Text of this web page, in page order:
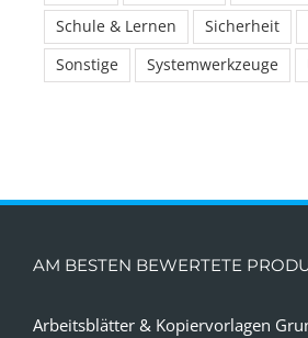
Schule & Lernen
Sicherheit
Sonstige
Systemwerkzeuge
AM BESTEN BEWERTETE
Arbeitsblätter & Kopiervorlagen